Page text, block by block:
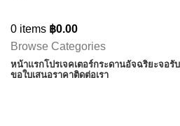
0 items ฿0.00
Browse Categories
หน้าแรกโปรเจคเตอร์กระดานอัจฉริยะจอรั
ขอใบเสนอราคาติดต่อเรา